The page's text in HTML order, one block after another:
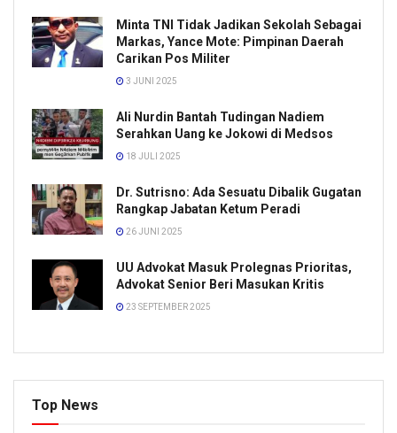
Minta TNI Tidak Jadikan Sekolah Sebagai
Markas, Yance Mote: Pimpinan Daerah
Carikan Pos Militer
3 JUNI 2025
Ali Nurdin Bantah Tudingan Nadiem
Serahkan Uang ke Jokowi di Medsos
18 JULI 2025
Dr. Sutrisno: Ada Sesuatu Dibalik Gugatan
Rangkap Jabatan Ketum Peradi
26 JUNI 2025
UU Advokat Masuk Prolegnas Prioritas,
Advokat Senior Beri Masukan Kritis
23 SEPTEMBER 2025
Top News